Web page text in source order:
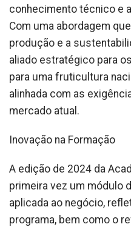
conhecimento técnico e
Com uma abordagem
produção e a
aliado estratégico para
para uma fruticultura
alinhada com as
mercado atual.
Inovação na Formação
A edição de 2024 da
primeira vez um módulo
aplicada ao negócio,
programa, bem como o